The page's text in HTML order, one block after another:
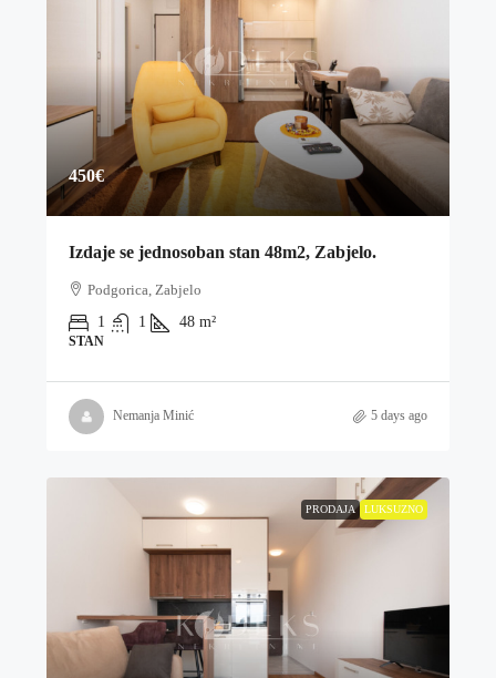
450€
Izdaje se jednosoban stan 48m2, Zabjelo.
Podgorica, Zabjelo
1
1 48 m²
STAN
Nemanja Minić 5 days ago
PRODAJA LUKSUZNO